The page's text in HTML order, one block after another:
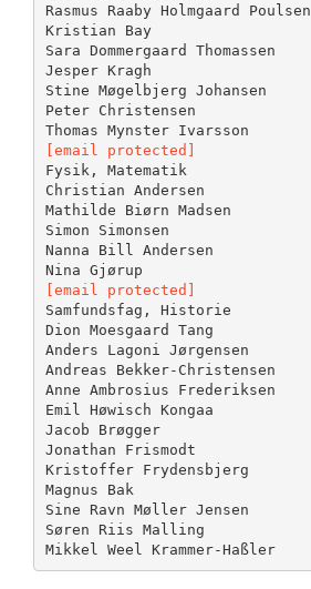
Rasmus Raaby Holmgaard Poulsen
Kristian Bay
Sara Dommergaard Thomassen
Jesper Kragh
Stine Møgelbjerg Johansen
Peter Christensen
[email protected]
Fysik, Matematik
Christian Andersen
Mathilde Biørn Madsen
Simon Simonsen
Nanna Bill Andersen
[email protected]
Samfundsfag, Historie
Dion Moesgaard Tang
Anders Lagoni Jørgensen
Andreas Bekker-Christensen
Anne Ambrosius Frederiksen
Emil Høwisch Kongaa
Jacob Brøgger
Jonathan Frismodt
Kristoffer Frydensbjerg
Magnus Bak
Sine Ravn Møller Jensen
Søren Riis Malling
Mikkel Weel Krammer-Haßler